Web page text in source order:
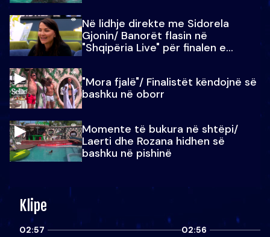
Në lidhje direkte me Sidorela
Gjonin/ Banorët flasin në
"Shqipëria Live" për finalen e
"Mora fjalë"/ Finalistët këndojnë së
bashku në oborr
Momente të bukura në shtëpi/
Laerti dhe Rozana hidhen së
bashku në pishinë
Klipe
02:57 02:56